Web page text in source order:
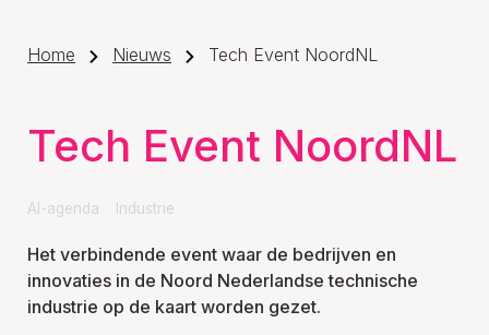
Home Nieuws Tech Event NoordNL
Tech Event NoordNL
AI-agenda Industrie
Het verbindende event waar de bedrijven en
innovaties in de Noord Nederlandse technische
industrie op de kaart worden gezet.